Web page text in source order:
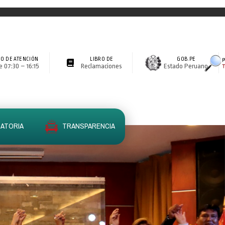
DE ATENCIÓN
07:30 – 16:15
LIBRO DE
Reclamaciones
GOB.PE
Estado Peruano
TRANSPARENCIA